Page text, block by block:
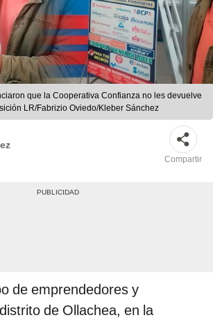
que la Cooperativa Confianza no les devuelve
LR/Fabrizio Oviedo/Kleber Sánchez
Compartir
de emprendedores y
de Ollachea, en la